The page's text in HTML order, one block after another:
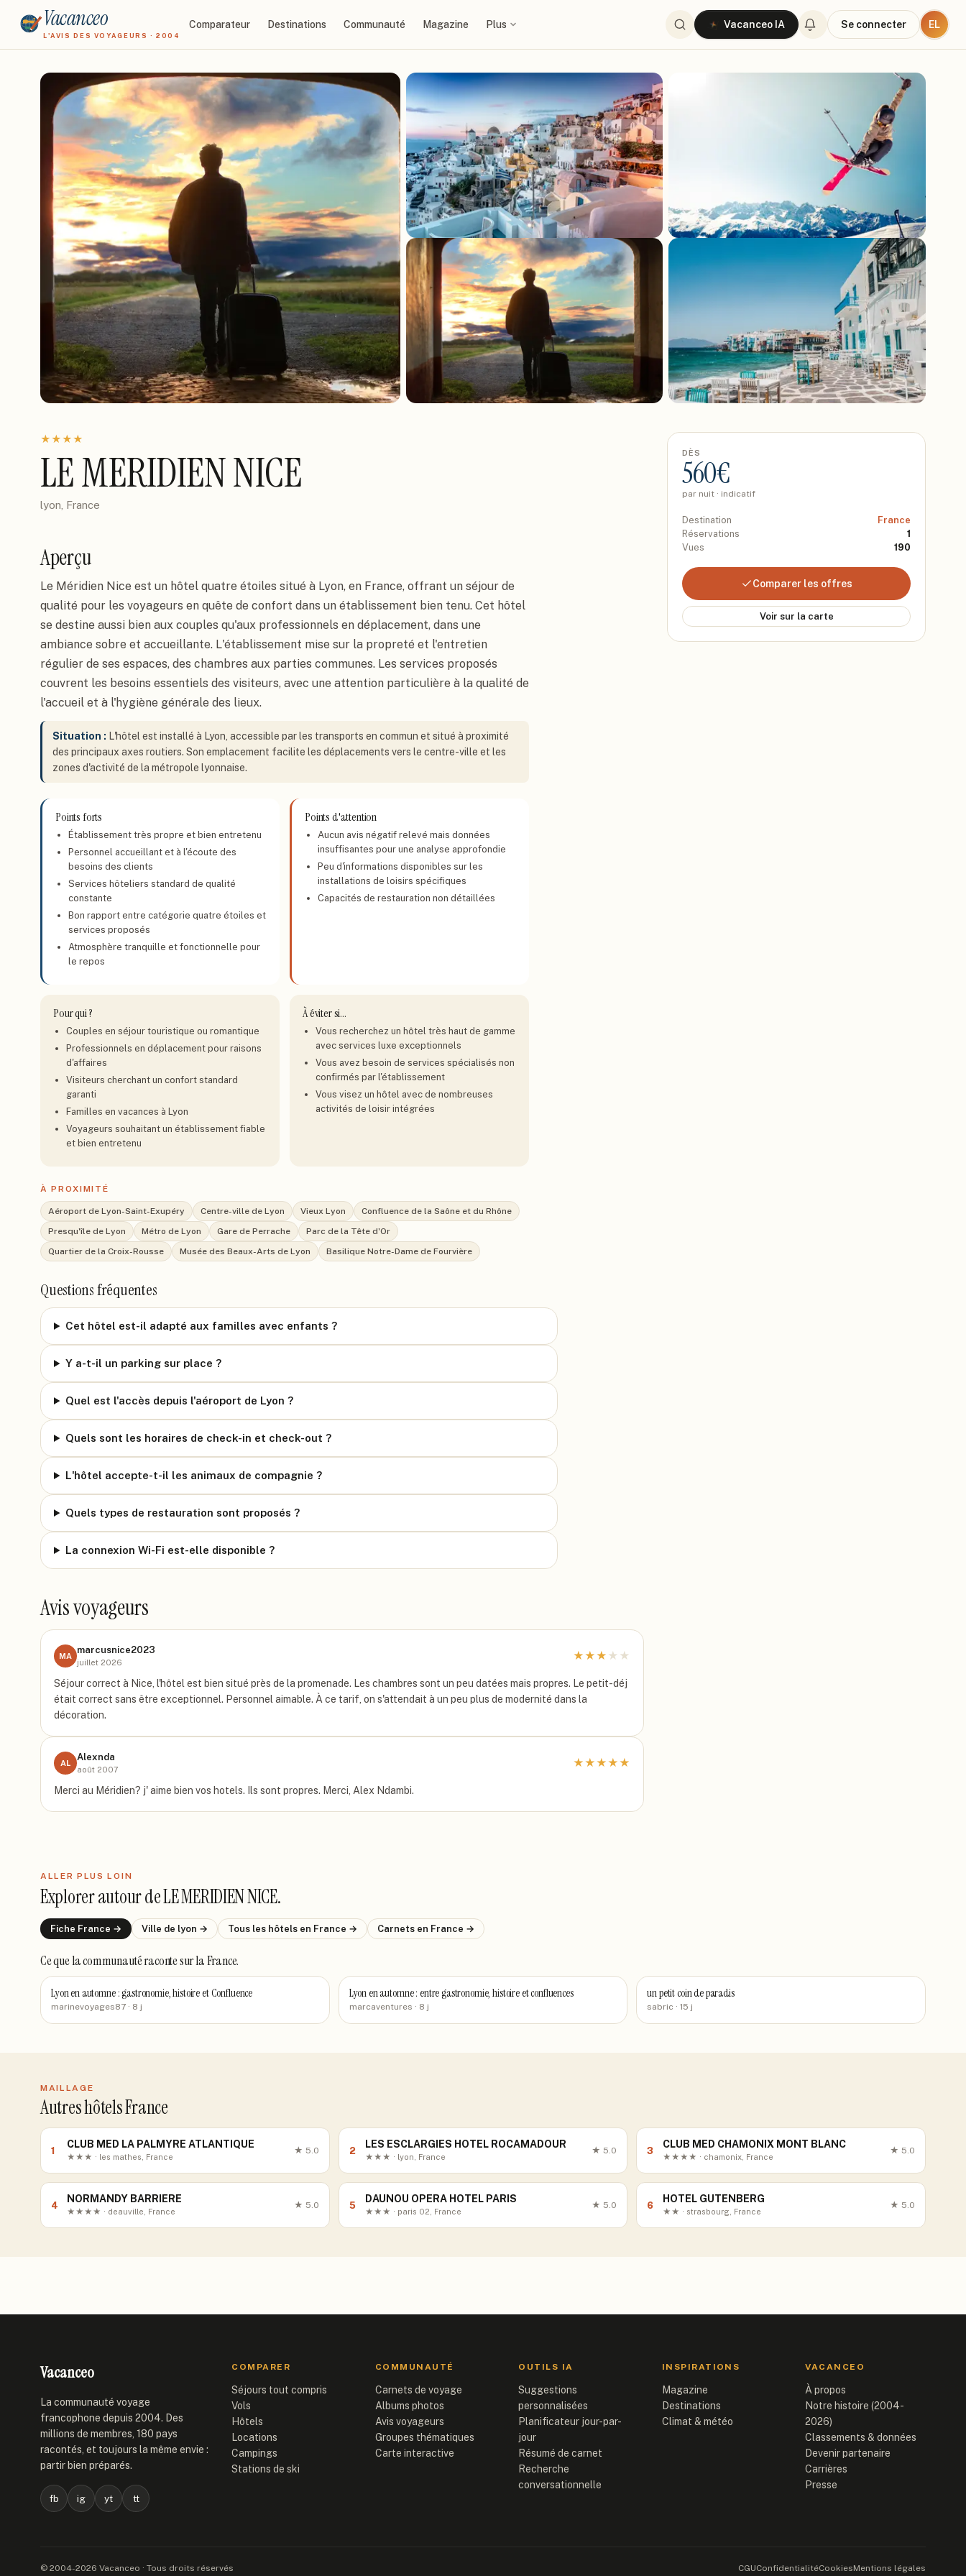
Vacanceo
L'AVIS DES VOYAGEURS · 2004
Comparateur Destinations Communauté Magazine Plus Vacanceo IA Se connecter EL
★★★★
LE MERIDIEN NICE
lyon, France
Aperçu
Le Méridien Nice est un hôtel quatre étoiles situé à Lyon, en France, offrant un séjour de
qualité pour les voyageurs en quête de confort dans un établissement bien tenu. Cet hôtel
se destine aussi bien aux couples qu'aux professionnels en déplacement, dans une
ambiance sobre et accueillante. L'établissement mise sur la propreté et l'entretien
régulier de ses espaces, des chambres aux parties communes. Les services proposés
couvrent les besoins essentiels des visiteurs, avec une attention particulière à la qualité de
l'accueil et à l'hygiène générale des lieux.
Situation : L'hôtel est installé à Lyon, accessible par les transports en commun et situé à proximité
des principaux axes routiers. Son emplacement facilite les déplacements vers le centre-ville et les
zones d'activité de la métropole lyonnaise.
Points forts
Établissement très propre et bien entretenu
Personnel accueillant et à l'écoute des
besoins des clients
Services hôteliers standard de qualité
constante
Bon rapport entre catégorie quatre étoiles et
services proposés
Atmosphère tranquille et fonctionnelle pour
le repos
Points d'attention
Aucun avis négatif relevé mais données
insuffisantes pour une analyse approfondie
Peu d'informations disponibles sur les
installations de loisirs spécifiques
Capacités de restauration non détaillées
Pour qui ?
Couples en séjour touristique ou romantique
Professionnels en déplacement pour raisons
d'affaires
Visiteurs cherchant un confort standard
garanti
Familles en vacances à Lyon
Voyageurs souhaitant un établissement fiable
et bien entretenu
À éviter si…
Vous recherchez un hôtel très haut de gamme
avec services luxe exceptionnels
Vous avez besoin de services spécialisés non
confirmés par l'établissement
Vous visez un hôtel avec de nombreuses
activités de loisir intégrées
À PROXIMITÉ
Aéroport de Lyon-Saint-Exupéry Centre-ville de Lyon Vieux Lyon
Confluence de la Saône et du Rhône
Presqu'île de Lyon
Métro de Lyon Gare de Perrache
Parc de la Tête d'Or
Quartier de la Croix-Rousse
Musée des Beaux-Arts de Lyon Basilique Notre-Dame de Fourvière
Questions fréquentes
Cet hôtel est-il adapté aux familles avec enfants ?
Y a-t-il un parking sur place ?
Quel est l'accès depuis l'aéroport de Lyon ?
Quels sont les horaires de check-in et check-out ?
L'hôtel accepte-t-il les animaux de compagnie ?
Quels types de restauration sont proposés ?
La connexion Wi-Fi est-elle disponible ?
Avis voyageurs
MA
marcusnice2023
juillet 2026
★★★ ★ ★
Séjour correct à Nice, l'hôtel est bien situé près de la promenade. Les chambres sont un peu datées mais propres. Le petit-déj
était correct sans être exceptionnel. Personnel aimable. À ce tarif, on s'attendait à un peu plus de modernité dans la
décoration.
AL
Alexnda
août 2007
★★★★★
Merci au Méridien? j' aime bien vos hotels. Ils sont propres. Merci, Alex Ndambi.
DÈS
560€
par nuit · indicatif
Destination
France
Réservations
1
Vues
190
Comparer les offres
Voir sur la carte
ALLER PLUS LOIN
Explorer autour deLE MERIDIEN NICE.
Fiche France → Ville de lyon → Tous les hôtels en France → Carnets en France →
Ce que la communauté racontesur la France.
Lyon en automne : gastronomie, histoire et Confluence
marinevoyages87 · 8 j
Lyon en automne : entre gastronomie, histoire et confluences
marcaventures · 8 j
un petit coin de paradis
sabric · 15 j
MAILLAGE
Autres hôtels France
1
CLUB MED LA PALMYRE ATLANTIQUE
★★★ · les mathes, France
★ 5.0 2
LES ESCLARGIES HOTEL ROCAMADOUR
★★★ · lyon, France
★ 5.0 3
CLUB MED CHAMONIX MONT BLANC
★★★★ · chamonix, France
★ 5.0
4
NORMANDY BARRIERE
★★★★ · deauville, France
★ 5.0 5
DAUNOU OPERA HOTEL PARIS
★★★ · paris 02, France
★ 5.0 6
HOTEL GUTENBERG
★★ · strasbourg, France
★ 5.0
Vacanceo
La communauté voyage
francophone depuis 2004. Des
millions de membres, 180 pays
racontés, et toujours la même envie :
partir bien préparés.
fb ig yt tt
COMPARER
Séjours tout compris
Vols
Hôtels
Locations
Campings
Stations de ski
COMMUNAUTÉ
Carnets de voyage
Albums photos
Avis voyageurs
Groupes thématiques
Carte interactive
OUTILS IA
Suggestions
personnalisées
Planificateur jour-par-
jour
Résumé de carnet
Recherche
conversationnelle
INSPIRATIONS
Magazine
Destinations
Climat & météo
VACANCEO
À propos
Notre histoire (2004-
2026)
Classements & données
Devenir partenaire
Carrières
Presse
© 2004-2026 Vacanceo · Tous droits réservés CGUConfidentialitéCookiesMentions légales